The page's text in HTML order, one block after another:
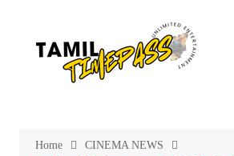
Home
CINEMA NEWS